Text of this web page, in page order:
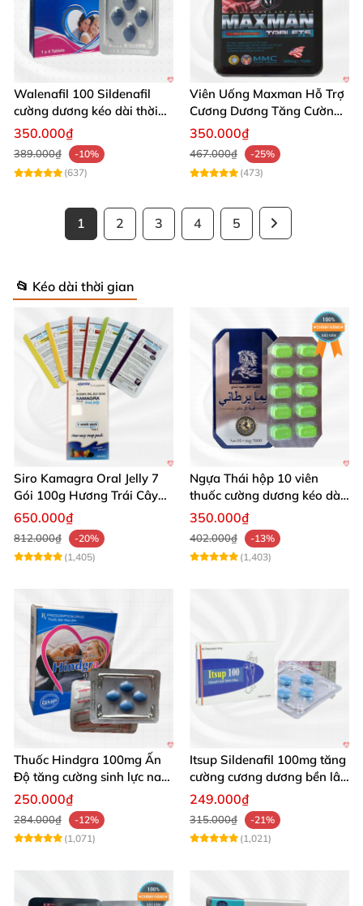
Walenafil 100 Sildenafil
cường dương kéo dài thời
gian tăng sinh lý
350.000₫
389.000₫
-10%
(637)
Viên Uống Maxman Hỗ Trợ
Cương Dương Tăng Cường
Sinh Lý 10 Viên
350.000₫
467.000₫
-25%
(473)
1 2 3 4 5
📂 Kéo dài thời gian
Siro Kamagra Oral Jelly 7
Gói 100g Hương Trái Cây
Tăng Cường Sinh Lý Nam
650.000₫
812.000₫
-20%
(1,405)
Ngựa Thái hộp 10 viên
thuốc cường dương kéo dài
cực mạnh
350.000₫
402.000₫
-13%
(1,403)
Thuốc Hindgra 100mg Ấn
Độ tăng cường sinh lực nam
chống xuất tinh sớm
250.000₫
284.000₫
-12%
(1,071)
Itsup Sildenafil 100mg tăng
cường cương dương bền lâu
nam
249.000₫
315.000₫
-21%
(1,021)